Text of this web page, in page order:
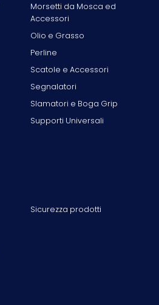
Morsetti da Mosca ed
Accessori
Olio e Grasso
Perline
Scatole e Accessori
Segnalatori
Slamatori e Boga Grip
Supporti Universali
Sicurezza prodotti